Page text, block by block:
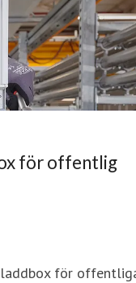
för offentlig
laddbox för